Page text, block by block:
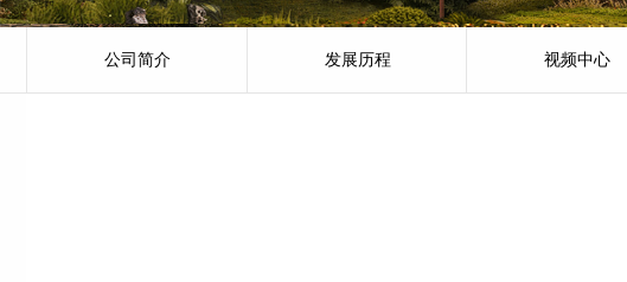
公司简介 发展历程 视频中心